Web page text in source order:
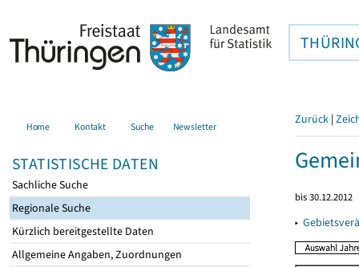
Home Kontakt Suche Newsletter
STATISTISCHE DATEN
Sachliche Suche
Regionale Suche
Kürzlich bereitgestellte Daten
Allgemeine Angaben, Zuordnungen
Zurück |
bis 30.12.2012
▸